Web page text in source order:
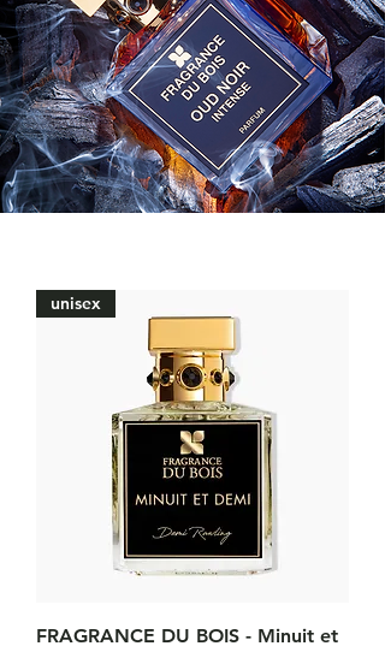
unisex
FRAGRANCE DU BOIS - Minuit et